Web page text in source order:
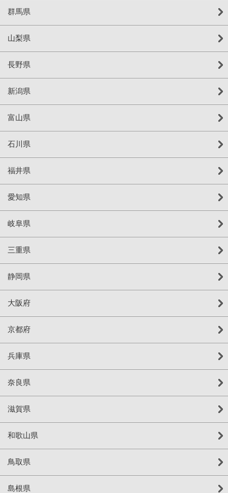
群馬県
山梨県
長野県
新潟県
富山県
石川県
福井県
愛知県
岐阜県
三重県
静岡県
大阪府
京都府
兵庫県
奈良県
滋賀県
和歌山県
鳥取県
島根県